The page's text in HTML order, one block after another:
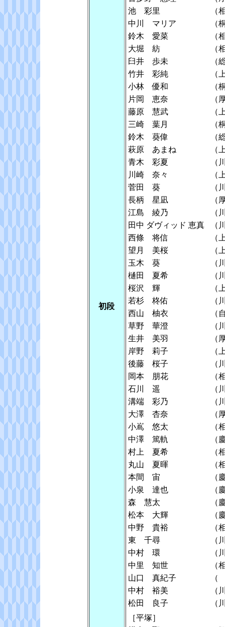
初段
池 彩里
（
中川 マリア
（
鈴木 愛菜
（
大堀 紡
（
臼井 歩未
（
竹井 彩純
小林 優和
（
片岡 恵奈
（
藤原 慧武
三崎 葉月
（
鈴木 葵偉
（
萩原 あまね
青木 彩夏
川崎 奈々
菅田 葵
長柄 星凪
（
江島 綾乃
田中 ダヴィッド 恵真
西條 将信
望月 美桜
玉木 葵
樋田 夏希
桜沢 輝
若杉 柊佑
西山 柚衣
草野 華澄
生井 美羽
（
岸野 莉子
後藤 桜子
岡本 朋花
（
石川 遥
溝端 彩乃
大澤 杏奈
（
小嶌 悠太
（
中澤 篤軌
（
村上 夏希
（
丸山 夏暉
（
本間 宙
（
小泉 達也
（
森 慧太
（
松本 大輝
（
中野 貴裕
東 千尋
中村 環
中里 知世
山口 真紀子
中村 裕美
松田 良子
［平塚］